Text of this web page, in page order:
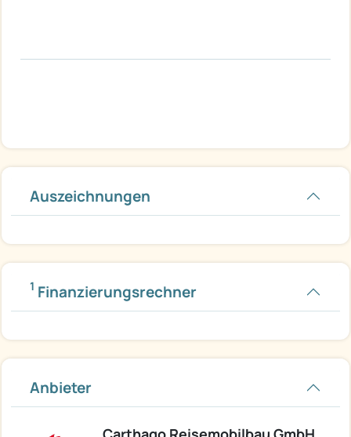
Auszeichnungen
1 Finanzierungsrechner
Anbieter